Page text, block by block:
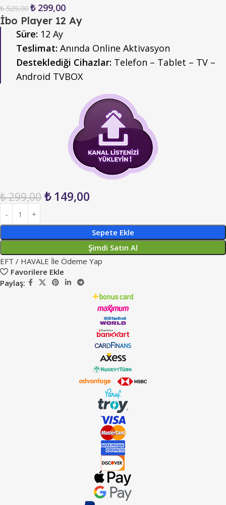
₺529,00 ₺299,00
İbo Player 12 Ay
Süre: 12 Ay
Teslimat: Anında Online Aktivasyon
Desteklediği Cihazlar: Telefon – Tablet – TV –
Android TVBOX
₺299,00 ₺149,00
Sepete Ekle
Şimdi Satın Al
EFT / HAVALE İle Ödeme Yap
Favorilere Ekle
Paylaş: